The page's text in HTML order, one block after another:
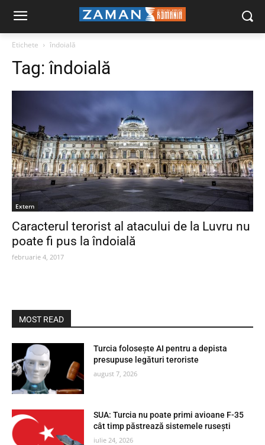
Etichete îndoială
Tag:îndoială
Extern
Caracterul terorist al atacului de la Luvru nu
poate fi pus la îndoială
februarie 4, 2017
MOST READ
Turcia folosește AI pentru a depista
presupuse legături teroriste
august 7, 2026
SUA: Turcia nu poate primi avioane F-35
cât timp păstrează sistemele rusești
iulie 24, 2026